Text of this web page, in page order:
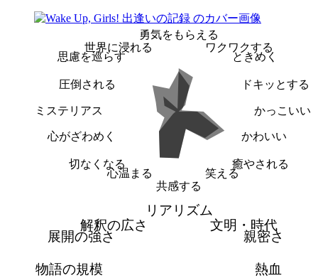
勇気をもらえる
ワクワクする
ときめく
ドキッとする
かっこいい
かわいい
癒やされる
笑える
共感する
心温まる
切なくなる
心がざわめく
ミステリアス
圧倒される
思慮を巡らす
世界に浸れる
リアリズム
文明・時代
親密さ
熱血
物語の規模
展開の強さ
解釈の広さ